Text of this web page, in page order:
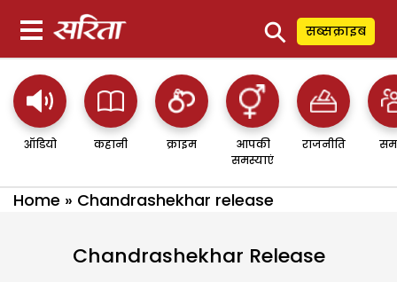
⚲ सब्सक्राइब
ऑडियो कहानी क्राइम
आपकी
समस्याएं
राजनीति
Home » Chandrashekhar release
Chandrashekhar Release